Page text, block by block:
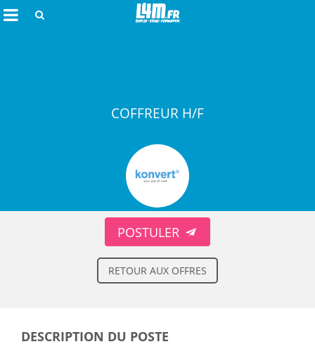
Annuler
POSTULER
RETOUR AUX OFFRES
COFFREUR H/F
DESCRIPTION DU POSTE